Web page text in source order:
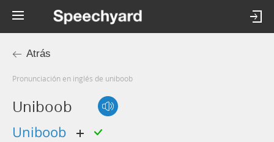
Atrás
Pronunciación en inglés de uniboob
Uniboob
uniboob